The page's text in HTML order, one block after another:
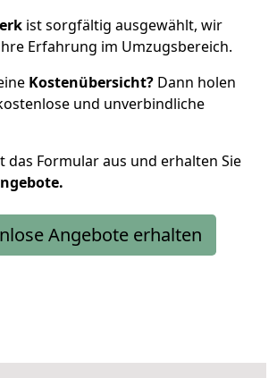
ist sorgfältig ausgewählt, wir
Erfahrung im Umzugsbereich.
Kostenübersicht? Dann holen
und unverbindliche
das Formular aus und erhalten Sie
Angebote erhalten